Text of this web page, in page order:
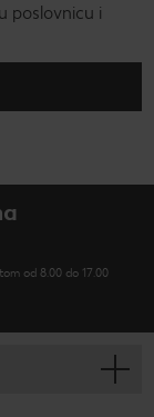
poslovnicu i
od 8.00 do 17.00